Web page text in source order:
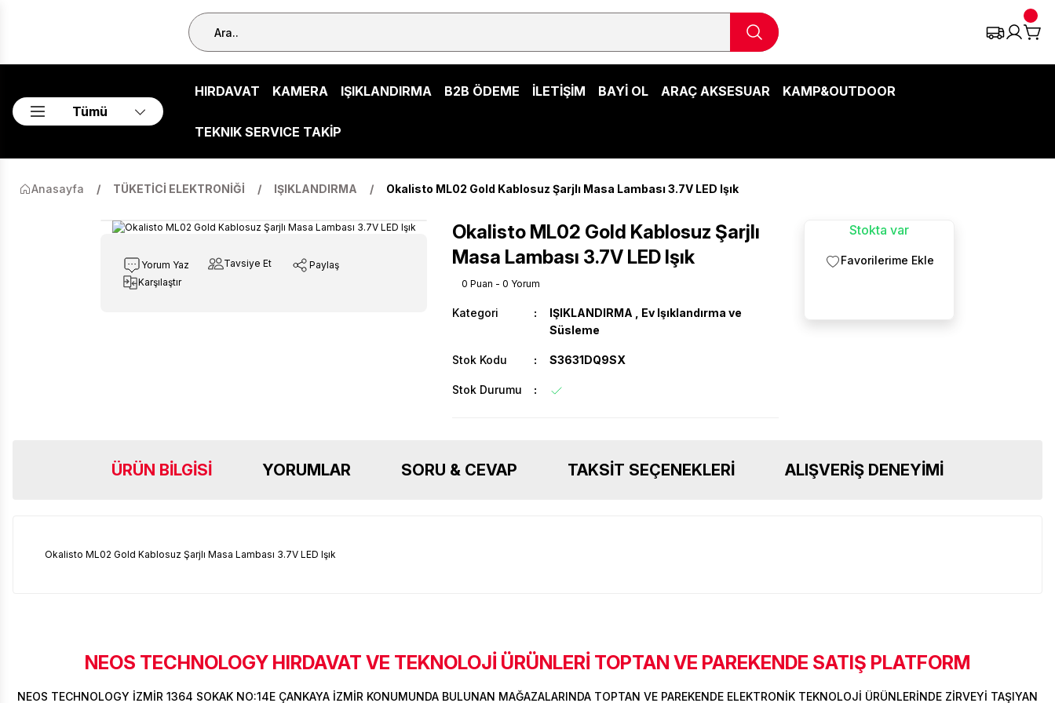
Tümü
HIRDAVAT KAMERA IŞIKLANDIRMA B2B ÖDEME İLETİŞİM BAYİ OL ARAÇ AKSESUAR KAMP&OUTDOOR
TEKNIK SERVICE TAKİP
Anasayfa TÜKETİCİ ELEKTRONİĞİ IŞIKLANDIRMA Okalisto ML02 Gold Kablosuz Şarjlı Masa Lambası 3.7V LED Işık
Yorum Yaz Tavsiye Et
Paylaş
Karşılaştır
Okalisto ML02 Gold Kablosuz Şarjlı
Masa Lambası 3.7V LED Işık
0 Puan - 0 Yorum
Kategori IŞIKLANDIRMA
Ev Işıklandırma ve
Süsleme
Stok Kodu S3631DQ9SX
Stok Durumu
Stokta var
ÜRÜN BILGISI YORUMLAR SORU & CEVAP TAKSIT SEÇENEKLERI ALIŞVERIŞ DENEYIMI
Okalisto ML02 Gold Kablosuz Şarjlı Masa Lambası 3.7V LED Işık
Bu ürüne ilk yorumu siz yapın!
Ürün hakkında henüz soru sorulmamış.
Sitemize ilk yorumu siz yapın!
NEOS TECHNOLOGY HIRDAVAT VE TEKNOLOJİ ÜRÜNLERİ TOPTAN VE PAREKENDE SATIŞ PLATFORM
NEOS TECHNOLOGY İZMİR 1364 SOKAK NO:14E ÇANKAYA İZMİR KONUMUNDA BULUNAN MAĞAZALARINDA TOPTAN VE PAREKENDE ELEKTRONİK TEKNOLOJİ ÜRÜNLERİNDE ZİRVEYİ TAŞIYAN